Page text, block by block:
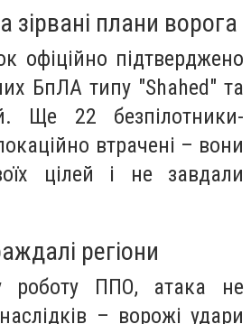
зірвані плани ворога
офіційно підтверджено
БпЛА типу "Shahed" та
Ще 22 безпілотники-
втрачені – вони
цілей і не завдали
регіони
роботу ППО, атака не
– ворожі удари